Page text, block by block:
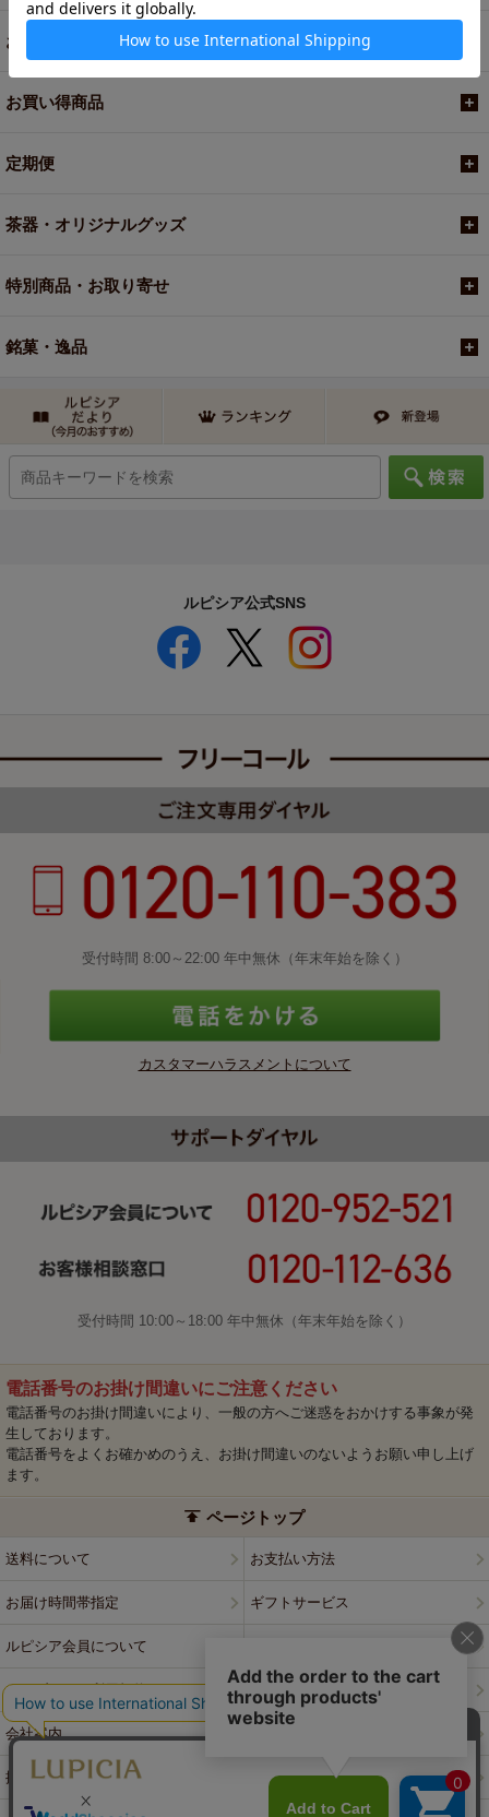
お菓子・食品・飲料
お買い得商品
定期便
茶器・オリジナルグッズ
特別商品・お取り寄せ
銘菓・逸品
ルピシア公式SNS
受付時間 8:00～22:00 年中無休（年末年始を除く）
カスタマーハラスメントについて
受付時間 10:00～18:00 年中無休（年末年始を除く）
電話番号のお掛け間違いにご注意ください
電話番号のお掛け間違いにより、一般の方へご迷惑をおかけする事象が発
生しております。
電話番号をよくお確かめのうえ、お掛け間違いのないようお願い申し上げ
ます。
ページトップ
送料について お支払い方法
お届け時間帯指定 ギフトサービス
ルピシア会員について
ウェブサイト利用規約 特定商取引法に基づく表記
会社案内
採用情報 ルピシアブランド